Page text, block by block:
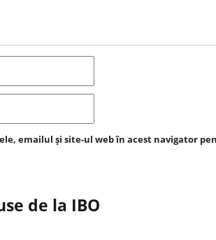
emailul și site-ul web în acest navigator
de la IBO